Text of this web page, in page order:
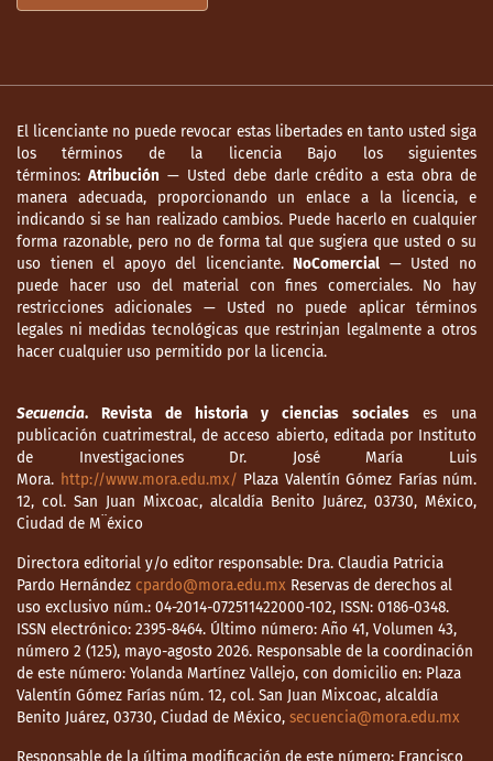
El licenciante no puede revocar estas libertades en tanto usted siga
los términos de la licencia Bajo los siguientes
términos: Atribución — Usted debe darle crédito a esta obra de
manera adecuada, proporcionando un enlace a la licencia, e
indicando si se han realizado cambios. Puede hacerlo en cualquier
forma razonable, pero no de forma tal que sugiera que usted o su
uso tienen el apoyo del licenciante.NoComercial — Usted no
puede hacer uso del material con fines comerciales. No hay
restricciones adicionales — Usted no puede aplicar términos
legales ni medidas tecnológicas que restrinjan legalmente a otros
hacer cualquier uso permitido por la licencia.
Secuencia. Revista de historia y ciencias socialeses una
publicación cuatrimestral, de acceso abierto, editada por Instituto
de Investigaciones Dr. José María Luis
Mora. http://www.mora.edu.mx/ Plaza Valentín Gómez Farías núm.
12, col. San Juan Mixcoac, alcaldía Benito Juárez, 03730, México,
Ciudad de M¨éxico
Directora editorial y/o editor responsable: Dra. Claudia Patricia
Pardo Hernández cpardo@mora.edu.mx Reservas de derechos al
uso exclusivo núm.: 04-2014-072511422000-102, ISSN: 0186-0348.
ISSN electrónico: 2395-8464. Último número: Año 41, Volumen 43,
número 2 (125), mayo-agosto 2026. Responsable de la coordinación
de este número: Yolanda Martínez Vallejo, con domicilio en: Plaza
Valentín Gómez Farías núm. 12, col. San Juan Mixcoac, alcaldía
Benito Juárez, 03730, Ciudad de México, secuencia@mora.edu.mx